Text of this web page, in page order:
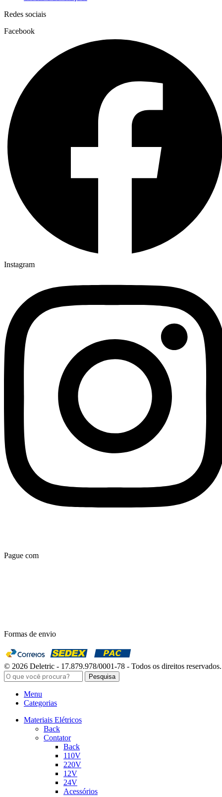
Redes sociais
Facebook
Instagram
Pague com
Formas de envio
© 2026 Deletric - 17.879.978/0001-78 - Todos os direitos reservados.
Pesquisa
Menu
Categorias
Materiais Elétricos
Back
Contator
Back
110V
220V
12V
24V
Acessórios